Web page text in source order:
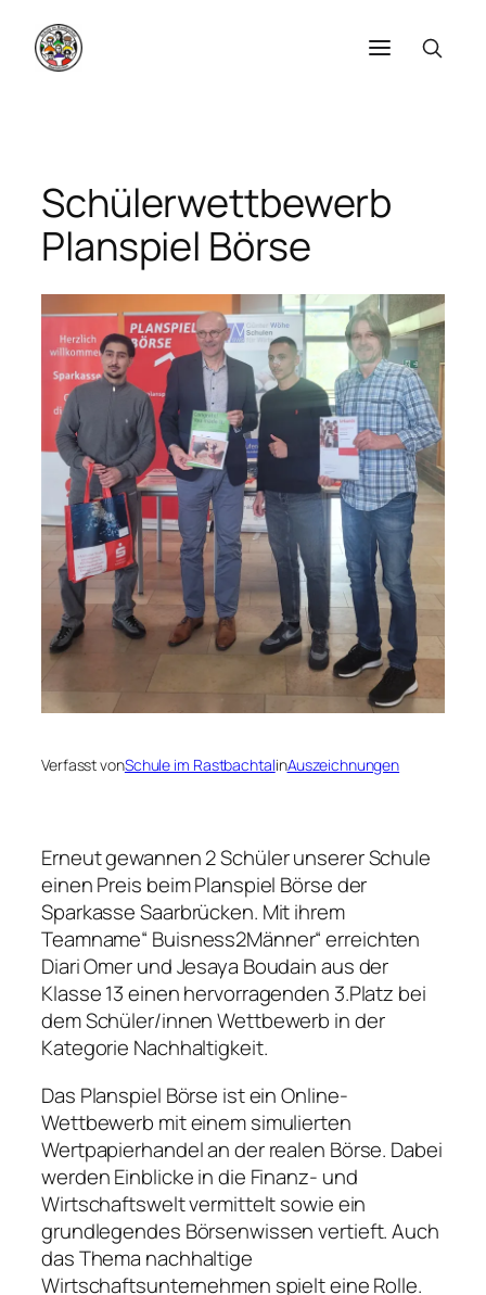
Zum
Inhalt
springen
Schülerwettbewerb
Planspiel Börse
Verfasst vonSchule im RastbachtalinAuszeichnungen
Erneut gewannen 2 Schüler unserer Schule
einen Preis beim Planspiel Börse der
Sparkasse Saarbrücken. Mit ihrem
Teamname“ Buisness2Männer“ erreichten
Diari Omer und Jesaya Boudain aus der
Klasse 13 einen hervorragenden 3.Platz bei
dem Schüler/innen Wettbewerb in der
Kategorie Nachhaltigkeit.
Das Planspiel Börse ist ein Online-
Wettbewerb mit einem simulierten
Wertpapierhandel an der realen Börse. Dabei
werden Einblicke in die Finanz- und
Wirtschaftswelt vermittelt sowie ein
grundlegendes Börsenwissen vertieft. Auch
das Thema nachhaltige
Wirtschaftsunternehmen spielt eine Rolle.